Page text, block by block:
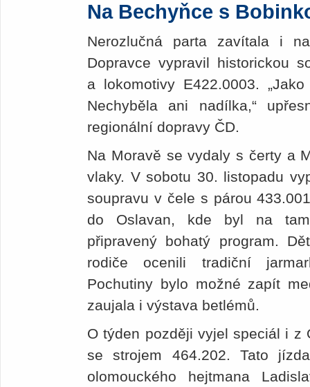
Na Bechyňce s
Nerozlučná parta zavítala i
Dopravce vypravil historickou
a lokomotivy E422.0003.
Nechyběla ani nadílka,“
regionální dopravy ČD.
Na Moravě se vydaly s čerty a
vlaky. V sobotu 30. listopadu
soupravu v čele s párou
do Oslavan, kde byl na
připravený bohatý program.
rodiče ocenili tradiční
Pochutiny bylo možné zapít
zaujala i výstava betlémů.
O týden později vyjel speciál i z
se strojem 464.202. Tato
olomouckého hejtmana